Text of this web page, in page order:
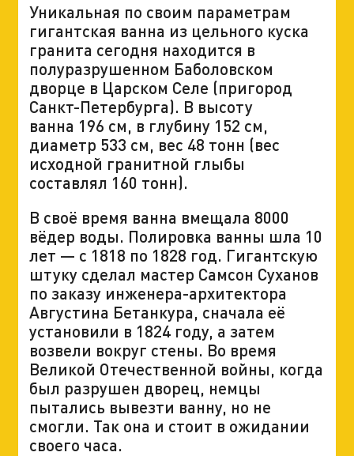
Уникальная по своим параметрам
гигантская ванна из цельного куска
гранита сегодня находится в
полуразрушенном Баболовском
дворце в Царском Селе (пригород
Санкт-Петербурга). В высоту
ванна 196 см, в глубину 152 см,
диаметр 533 см, вес 48 тонн (вес
исходной гранитной глыбы
составлял 160 тонн).
В своё время ванна вмещала 8000
вёдер воды. Полировка ванны шла 10
лет — с 1818 по 1828 год. Гигантскую
штуку сделал мастер Самсон Суханов
по заказу инженера-архитектора
Августина Бетанкура, сначала её
установили в 1824 году, а затем
возвели вокруг стены. Во время
Великой Отечественной войны, когда
был разрушен дворец, немцы
пытались вывезти ванну, но не
смогли. Так она и стоит в ожидании
своего часа.